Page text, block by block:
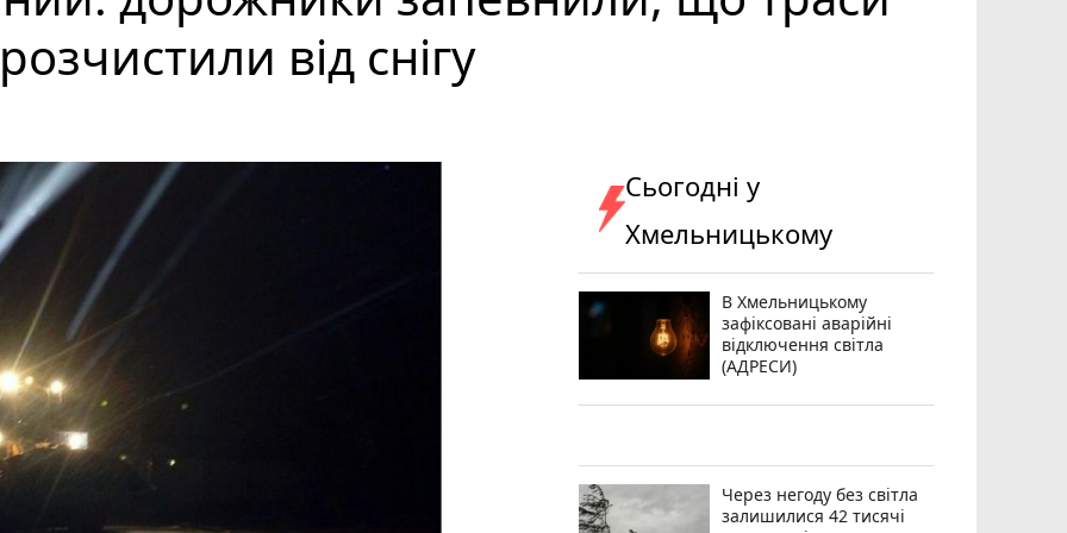
від снігу
Сьогодні у
Хмельницькому
В Хмельницькому
зафіксовані аварійні
відключення світла
(АДРЕСИ)
Через негоду без світла
залишилися 42 тисячі